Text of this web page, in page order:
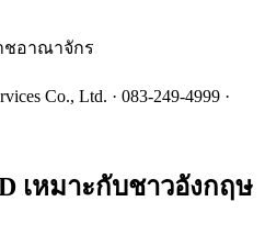
ชอาณาจักร
Co., Ltd. · 083-249-4999 ·
เหมาะกับชาวอังกฤษ